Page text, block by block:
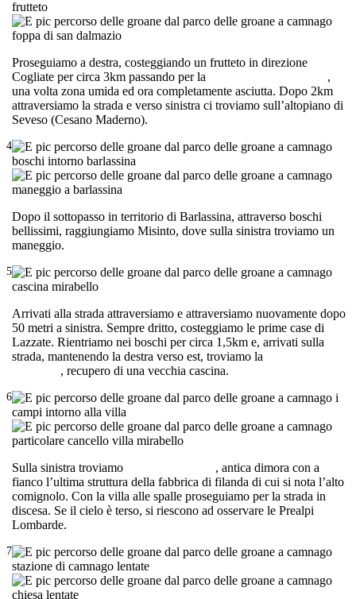
Proseguiamo a destra, costeggiando un frutteto in direzione
Cogliate per circa 3km passando per la
,
una volta zona umida ed ora completamente asciutta. Dopo 2km
attraversiamo la strada e verso sinistra ci troviamo sull’altopiano di
Seveso (Cesano Maderno).
Dopo il sottopasso in territorio di Barlassina, attraverso boschi
bellissimi, raggiungiamo Misinto, dove sulla sinistra troviamo un
maneggio.
4
Arrivati alla strada attraversiamo e attraversiamo nuovamente dopo
50 metri a sinistra. Sempre dritto, costeggiamo le prime case di
Lazzate. Rientriamo nei boschi per circa 1,5km e, arrivati sulla
strada, mantenendo la destra verso est, troviamo la
, recupero di una vecchia cascina.
5
Sulla sinistra troviamo
, antica dimora con a
fianco l’ultima struttura della fabbrica di filanda di cui si nota l’alto
comignolo. Con la villa alle spalle proseguiamo per la strada in
discesa. Se il cielo è terso, si riescono ad osservare le Prealpi
Lombarde.
6
7